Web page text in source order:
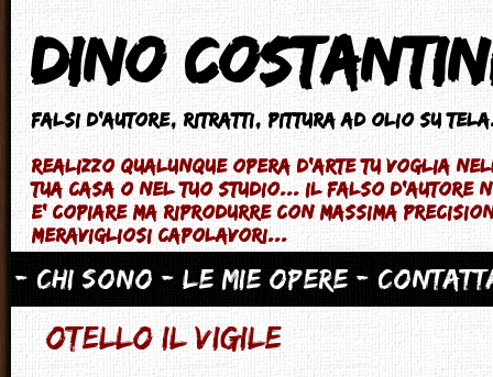
Dino
Falsi d'autore, ritratti, pittura ad olio su
Realizzo qualunque opera d'arte tu voglia
tua casa o nel tuo studio... il falso d'autore
e' copiare ma riprodurre con massima
meravigliosi capolavori...
- Chi sono - Le mie opere -
Otello il Vigile